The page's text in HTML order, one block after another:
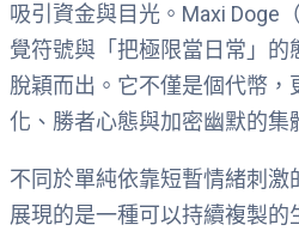
吸引資金與目光。Maxi Doge
覺符號與「把極限當日常」
脫穎而出。它不僅是個代幣
化、勝者心態與加密幽默的集
不同於單純依靠短暫情緒刺激
展現的是一種可以持續複製